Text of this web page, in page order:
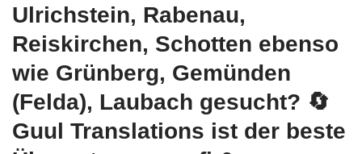
Ulrichstein, Rabenau,
Reiskirchen, Schotten ebenso
wie Grünberg, Gemünden
(Felda), Laubach gesucht? 🔄
Guul Translations ist der beste